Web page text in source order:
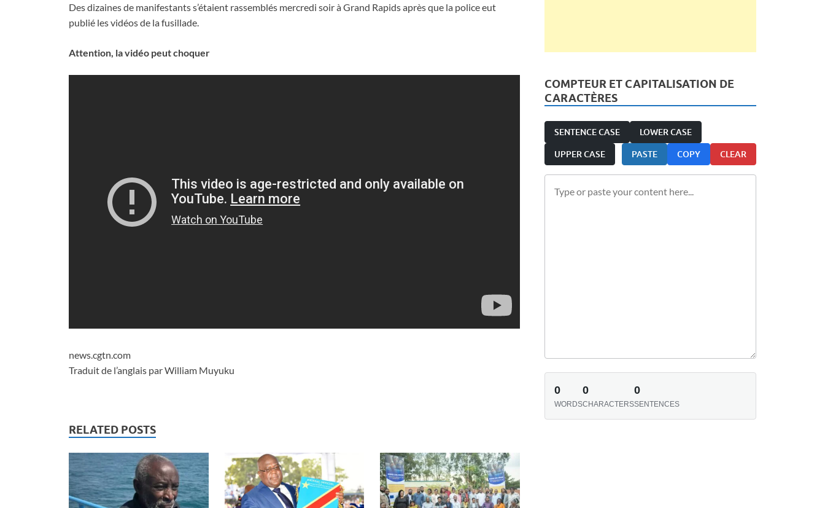
Des dizaines de manifestants s’étaient rassemblés mercredi soir à Grand Rapids après que la police eut
publié les vidéos de la fusillade.
Attention, la vidéo peut choquer
news.cgtn.com
Traduit de l’anglais par William Muyuku
RELATED POSTS
COMPTEUR ET CAPITALISATION DE
CARACTÈRES
SENTENCE CASE LOWER CASE
UPPER CASE PASTE COPY CLEAR
0
WORDS
0
CHARACTERS
0
SENTENCES